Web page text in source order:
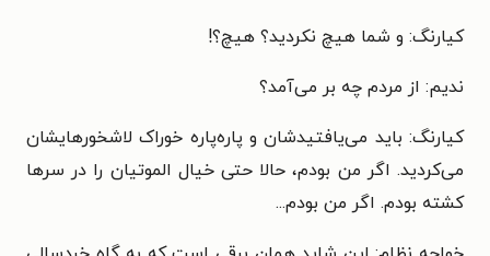
کیارنگ: و شما هیچ نکردید؟ هیچ؟!
ندیم: از مردم چه بر می‌آمد؟
کیارنگ: باید می‌یافتیدشان و پاره‌پاره خوراک لاشخورهایشان
می‌کردید. اگر من بودم، حالا حتی خیال الموتیان را در سرها
کشته بودم. اگر من بودم...